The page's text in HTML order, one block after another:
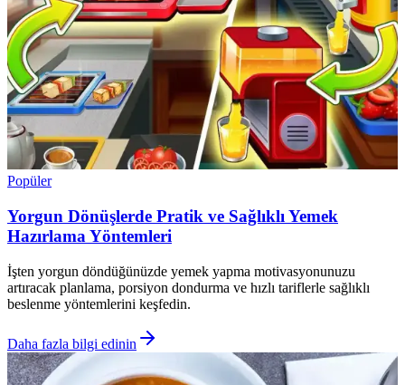
Popüler
Yorgun Dönüşlerde Pratik ve Sağlıklı Yemek
Hazırlama Yöntemleri
İşten yorgun döndüğünüzde yemek yapma motivasyonunuzu
artıracak planlama, porsiyon dondurma ve hızlı tariflerle sağlıklı
beslenme yöntemlerini keşfedin.
Daha fazla bilgi edinin